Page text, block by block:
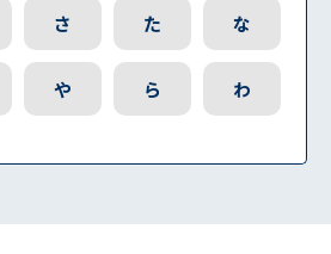
さ た な
や ら わ